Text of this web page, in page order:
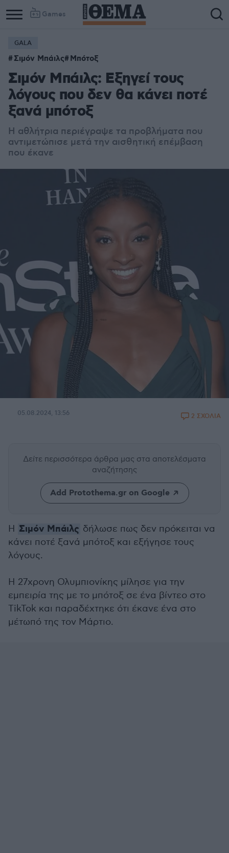
Games
GALA
Σιμόν Μπάιλς Μπότοξ
Σιμόν Μπάιλς: Εξηγεί τους
λόγους που δεν θα κάνει ποτέ
ξανά μπότοξ
Η αθλήτρια περιέγραψε τα προβλήματα που
αντιμετώπισε μετά την αισθητική επέμβαση
που έκανε
05.08.2024, 13:56 2 ΣΧΟΛΙΑ
Δείτε περισσότερα άρθρα μας στα αποτελέσματα
αναζήτησης
Add Protothema.gr on Google
Η Σιμόν Μπάιλς δήλωσε πως δεν πρόκειται να
κάνει ποτέ ξανά μπότοξ και εξήγησε τους
λόγους.
Η 27χρονη Ολυμπιονίκης μίλησε για την
εμπειρία της με το μπότοξ σε ένα βίντεο στο
ΤikTok και παραδέχτηκε ότι έκανε ένα στο
μέτωπό της τον Μάρτιο.